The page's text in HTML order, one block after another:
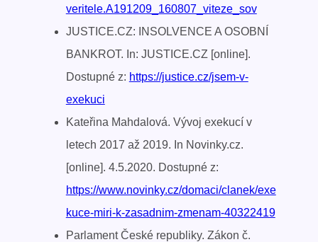
veritele.A191209_160807_viteze_sov
JUSTICE.CZ: INSOLVENCE A OSOBNÍ
BANKROT. In: JUSTICE.CZ [online].
Dostupné z: https://justice.cz/jsem-v-
exekuci
Kateřina Mahdalová. Vývoj exekucí v
letech 2017 až 2019. In Novinky.cz.
[online]. 4.5.2020. Dostupné z:
https://www.novinky.cz/domaci/clanek/exe
kuce-miri-k-zasadnim-zmenam-40322419
Parlament České republiky. Zákon č.